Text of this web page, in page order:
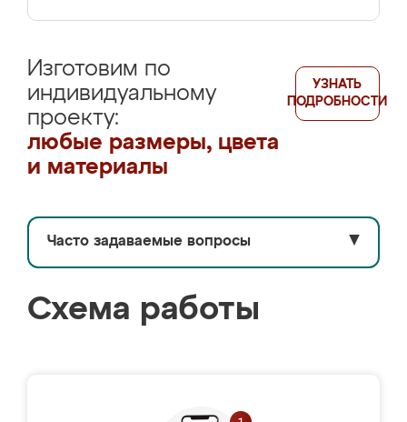
Изготовим по
индивидуальному
проекту:
любые размеры, цвета
и материалы
УЗНАТЬ
ПОДРОБНОСТИ
Часто задаваемые вопросы ▼
Схема работы